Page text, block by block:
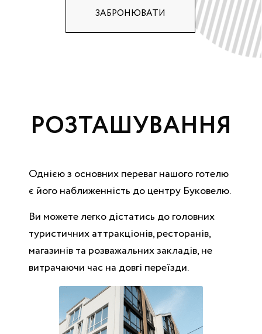
ЗАБРОНЮВАТИ
РОЗТАШУВАННЯ
Однією з основних переваг нашого готелю
є його наближенність до центру Буковелю.
Ви можете легко дістатись до головних
туристичних аттракціонів, ресторанів,
магазинів та розважальних закладів, не
витрачаючи час на довгі переїзди.